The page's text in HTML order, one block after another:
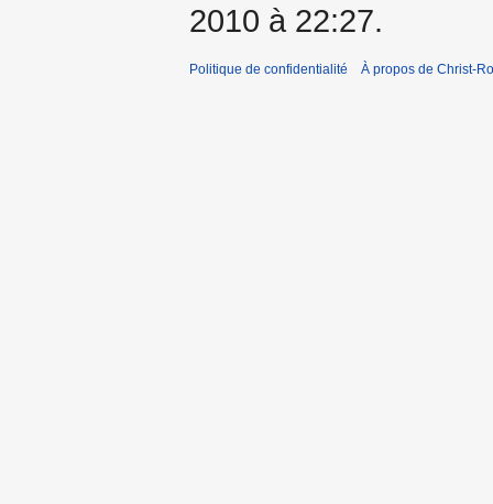
2010 à 22:27.
Politique de confidentialité À propos de Christ-